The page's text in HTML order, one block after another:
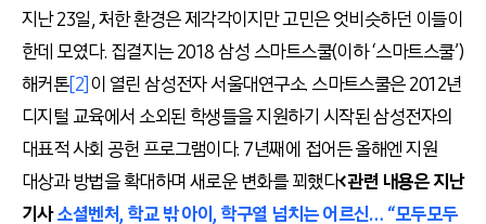
지난 23일, 처한 환경은 제각각이지만 고민은 엇비슷하던 이들이
한데 모였다. 집결지는 2018 삼성 스마트스쿨(이하 ‘스마트스쿨’)
해커톤[2]이 열린 삼성전자 서울대연구소. 스마트스쿨은 2012년
디지털 교육에서 소외된 학생들을 지원하기 시작된 삼성전자의
대표적 사회 공헌 프로그램이다. 7년째에 접어든 올해엔 지원
대상과 방법을 확대하며 새로운 변화를 꾀했다<관련 내용은 지난
기사소셜벤처, 학교 밖아이, 학구열 넘치는 어르신… “모두모두